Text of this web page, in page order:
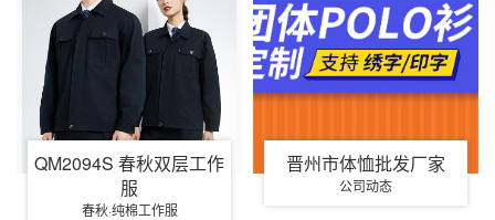
QM2094S 春秋双层工作
服
春秋·纯棉工作服
晋州市体恤批发厂家
公司动态